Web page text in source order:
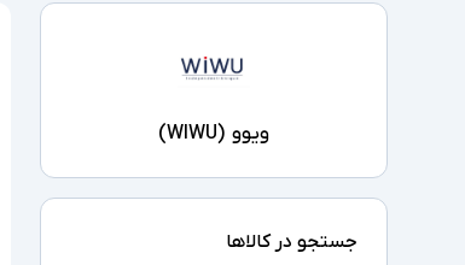
ویوو (
WIWU
)
جستجو در کالاها